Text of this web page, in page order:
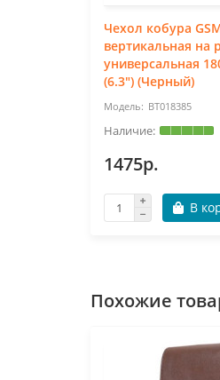
Чехол кобура
вертикальная на
универсальная
(6.3") (Черный)
BT018385
1475р.
В
Похожие